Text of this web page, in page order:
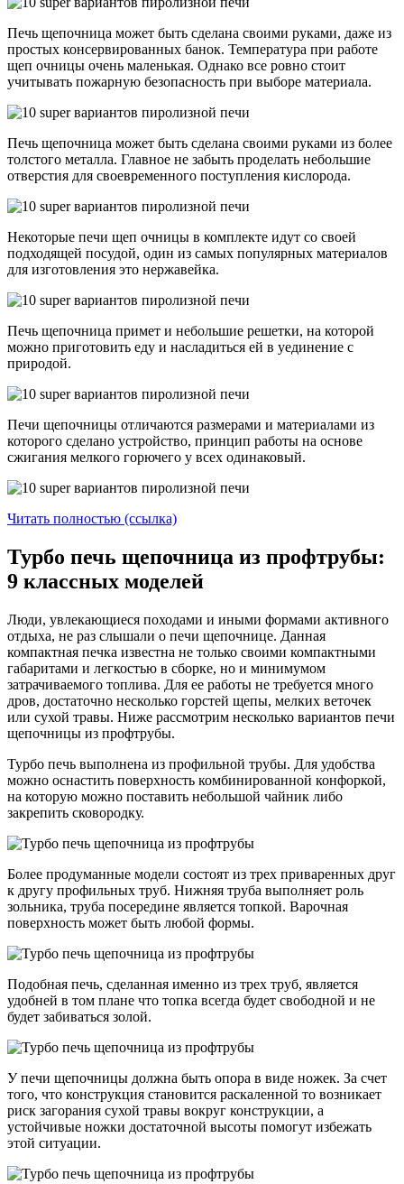
Печь щепочница может быть сделана своими руками, даже из
простых консервированных банок. Температура при работе
щеп очницы очень маленькая. Однако все ровно стоит
учитывать пожарную безопасность при выборе материала.
Печь щепочница может быть сделана своими руками из более
толстого металла. Главное не забыть проделать небольшие
отверстия для своевременного поступления кислорода.
Некоторые печи щеп очницы в комплекте идут со своей
подходящей посудой, один из самых популярных материалов
для изготовления это нержавейка.
Печь щепочница примет и небольшие решетки, на которой
можно приготовить еду и насладиться ей в уединение с
природой.
Печи щепочницы отличаются размерами и материалами из
которого сделано устройство, принцип работы на основе
сжигания мелкого горючего у всех одинаковый.
Читать полностью (ссылка)
Турбо печь щепочница из профтрубы:
9 классных моделей
Люди, увлекающиеся походами и иными формами активного
отдыха, не раз слышали о печи щепочнице. Данная
компактная печка известна не только своими компактными
габаритами и легкостью в сборке, но и минимумом
затрачиваемого топлива. Для ее работы не требуется много
дров, достаточно несколько горстей щепы, мелких веточек
или сухой травы. Ниже рассмотрим несколько вариантов печи
щепочницы из профтрубы.
Турбо печь выполнена из профильной трубы. Для удобства
можно оснастить поверхность комбинированной конфоркой,
на которую можно поставить небольшой чайник либо
закрепить сковородку.
Более продуманные модели состоят из трех приваренных друг
к другу профильных труб. Нижняя труба выполняет роль
зольника, труба посередине является топкой. Варочная
поверхность может быть любой формы.
Подобная печь, сделанная именно из трех труб, является
удобней в том плане что топка всегда будет свободной и не
будет забиваться золой.
У печи щепочницы должна быть опора в виде ножек. За счет
того, что конструкция становится раскаленной то возникает
риск загорания сухой травы вокруг конструкции, а
устойчивые ножки достаточной высоты помогут избежать
этой ситуации.